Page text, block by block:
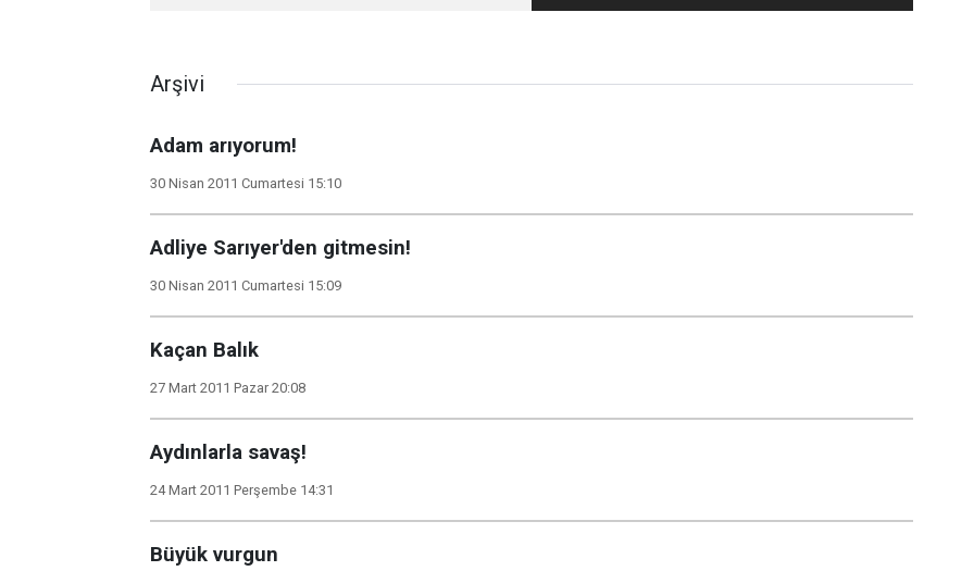
Arşivi
Adam arıyorum!
30 Nisan 2011 Cumartesi 15:10
Adliye Sarıyer'den gitmesin!
30 Nisan 2011 Cumartesi 15:09
Kaçan Balık
27 Mart 2011 Pazar 20:08
Aydınlarla savaş!
24 Mart 2011 Perşembe 14:31
Büyük vurgun